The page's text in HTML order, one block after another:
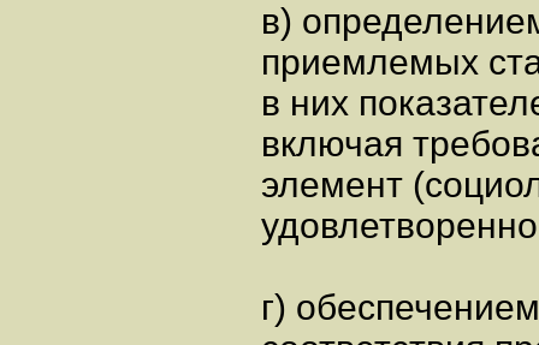
в)
приемлемых
в них
включая
элемент
г) обеспечением